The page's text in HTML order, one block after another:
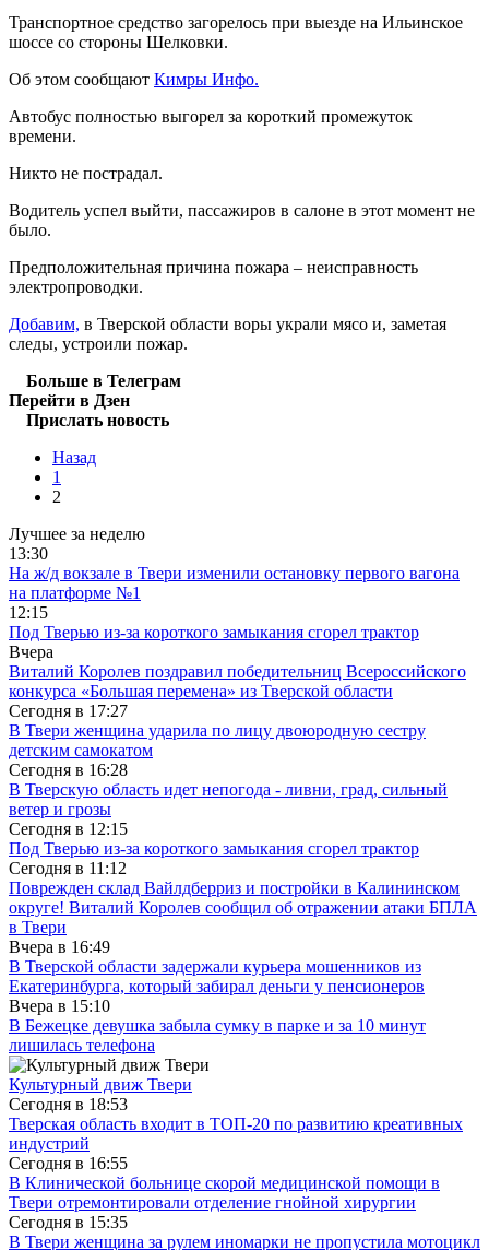
Транспортное средство загорелось при выезде на Ильинское
шоссе со стороны Шелковки.
Об этом сообщают Кимры Инфо.
Автобус полностью выгорел за короткий промежуток
времени.
Никто не пострадал.
Водитель успел выйти, пассажиров в салоне в этот момент не
было.
Предположительная причина пожара – неисправность
электропроводки.
Добавим, в Тверской области воры украли мясо и, заметая
следы, устроили пожар.
Больше в Телеграм
Перейти в Дзен
Прислать новость
Назад
1
2
Лучшее за неделю
13:30
На ж/д вокзале в Твери изменили остановку первого вагона
на платформе №1
12:15
Под Тверью из-за короткого замыкания сгорел трактор
Вчера
Виталий Королев поздравил победительниц Всероссийского
конкурса «Большая перемена» из Тверской области
Сегодня в 17:27
В Твери женщина ударила по лицу двоюродную сестру
детским самокатом
Сегодня в 16:28
В Тверскую область идет непогода - ливни, град, сильный
ветер и грозы
Сегодня в 12:15
Под Тверью из-за короткого замыкания сгорел трактор
Сегодня в 11:12
Поврежден склад Вайлдберриз и постройки в Калининском
округе! Виталий Королев сообщил об отражении атаки БПЛА
в Твери
Вчера в 16:49
В Тверской области задержали курьера мошенников из
Екатеринбурга, который забирал деньги у пенсионеров
Вчера в 15:10
В Бежецке девушка забыла сумку в парке и за 10 минут
лишилась телефона
Культурный движ Твери
Сегодня в 18:53
Тверская область входит в ТОП-20 по развитию креативных
индустрий
Сегодня в 16:55
В Клинической больнице скорой медицинской помощи в
Твери отремонтировали отделение гнойной хирургии
Сегодня в 15:35
В Твери женщина за рулем иномарки не пропустила мотоцикл